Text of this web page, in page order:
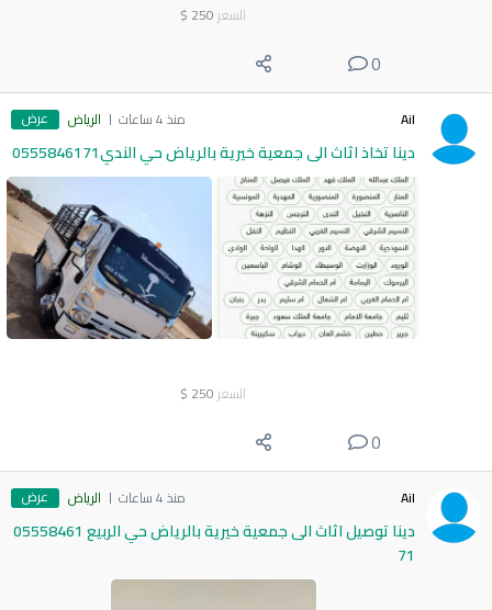
السعر 250
$
0
Ail منذ 4 ساعات الرياض عرض
دينا تخاذ اثاث الى جمعية خيرية بالرياض حي الندي0555846171
السعر 250
$
0
Ail منذ 4 ساعات الرياض عرض
دينا توصيل اثاث الى جمعية خيرية بالرياض حي الربيع 05558461
71